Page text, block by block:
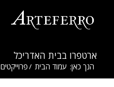
ארטפרו בבית האדריכל
הנך כאן: עמוד הבית / פרוייקטים